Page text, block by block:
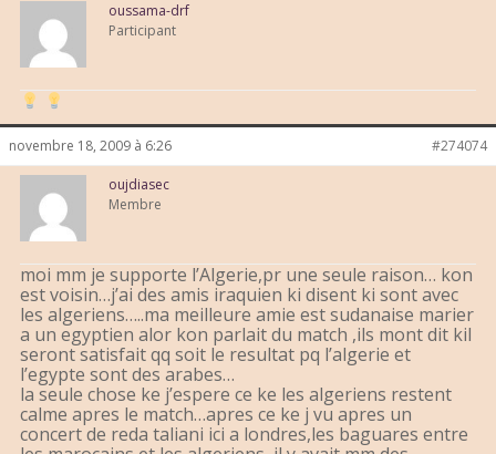
oussama-drf
Participant
novembre 18, 2009 à 6:26 #274074
oujdiasec
Membre
moi mm je supporte l’Algerie,pr une seule raison… kon
est voisin…j’ai des amis iraquien ki disent ki sont avec
les algeriens…..ma meilleure amie est sudanaise marier
a un egyptien alor kon parlait du match ,ils mont dit kil
seront satisfait qq soit le resultat pq l’algerie et
l’egypte sont des arabes…
la seule chose ke j’espere ce ke les algeriens restent
calme apres le match…apres ce ke j vu apres un
concert de reda taliani ici a londres,les baguares entre